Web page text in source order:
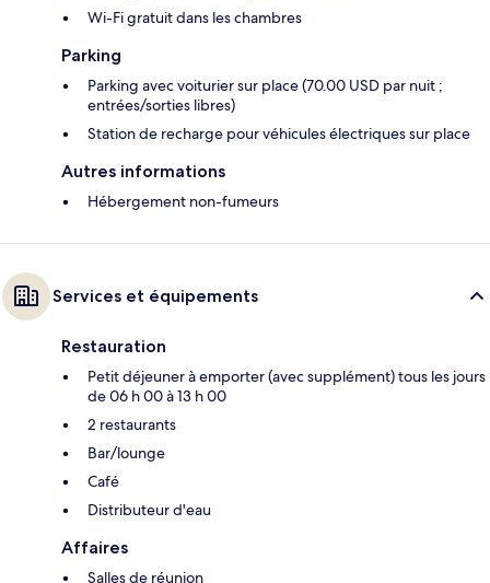
Wi-Fi gratuit dans les chambres
Parking
Parking avec voiturier sur place (70.00 USD par nuit ;
entrées/sorties libres)
Station de recharge pour véhicules électriques sur place
Autres informations
Hébergement non-fumeurs
Services et équipements
Restauration
Petit déjeuner à emporter (avec supplément) tous les jours
de 06 h 00 à 13 h 00
2 restaurants
Bar/lounge
Café
Distributeur d'eau
Affaires
Salles de réunion